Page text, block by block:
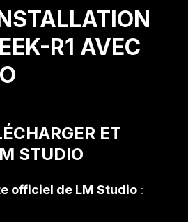
R1 AVEC
ET
STUDIO
officiel de LM Studio :